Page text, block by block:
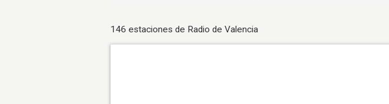
146 estaciones de Radio de Valencia